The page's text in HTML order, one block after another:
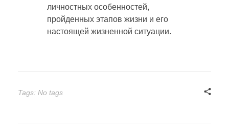
личностных особенностей,
пройденных этапов жизни и его
настоящей жизненной ситуации.
Tags: No tags